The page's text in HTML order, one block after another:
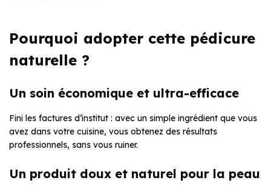
Pourquoi adopter cette pédicure
naturelle ?
Un soin économique et ultra-efficace
Fini les factures d’institut : avec un simple ingrédient que vous
avez dans votre cuisine, vous obtenez des résultats
professionnels, sans vous ruiner.
Un produit doux et naturel pour la peau